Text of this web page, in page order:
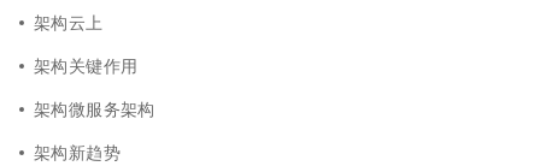
架构云上
架构关键作用
架构微服务架构
架构新趋势